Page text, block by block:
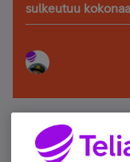
sulkeutuu
Älä jää paitsi